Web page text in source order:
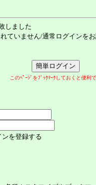
しました
ていません/通常ログインを
このﾍﾟｰｼﾞをﾌﾞｯｸﾏｰｸしておくと便利
を登録する